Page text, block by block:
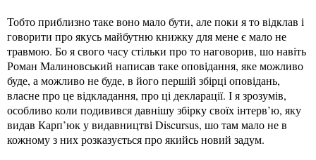
Тобто приблизно таке воно мало бути, але поки я то відклав і
говорити про якусь майбутню книжку для мене є мало не
травмою. Бо я свого часу стільки про то наговорив, шо навіть
Роман Малиновський написав таке оповідання, яке можливо
буде, а можливо не буде, в його першій збірці оповідань,
власне про це відкладання, про ці декларації. І я зрозумів,
особливо коли подивився давнішу збірку своїх інтерв’ю, яку
видав Карп’юк у видавництві Discursus, шо там мало не в
кожному з них розказується про якийсь новий задум.